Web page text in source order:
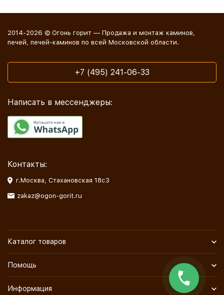
2014-2026 © Огонь горит — Продажа и монтаж каминов,
печей, печей-каминов по всей Московской области.
+7 (495) 241-06-33
Написать в мессенджеры:
Контакты:
г.Москва, Стахановская 18с3
zakaz@ogon-gorit.ru
Каталог товаров
Помощь
Информация